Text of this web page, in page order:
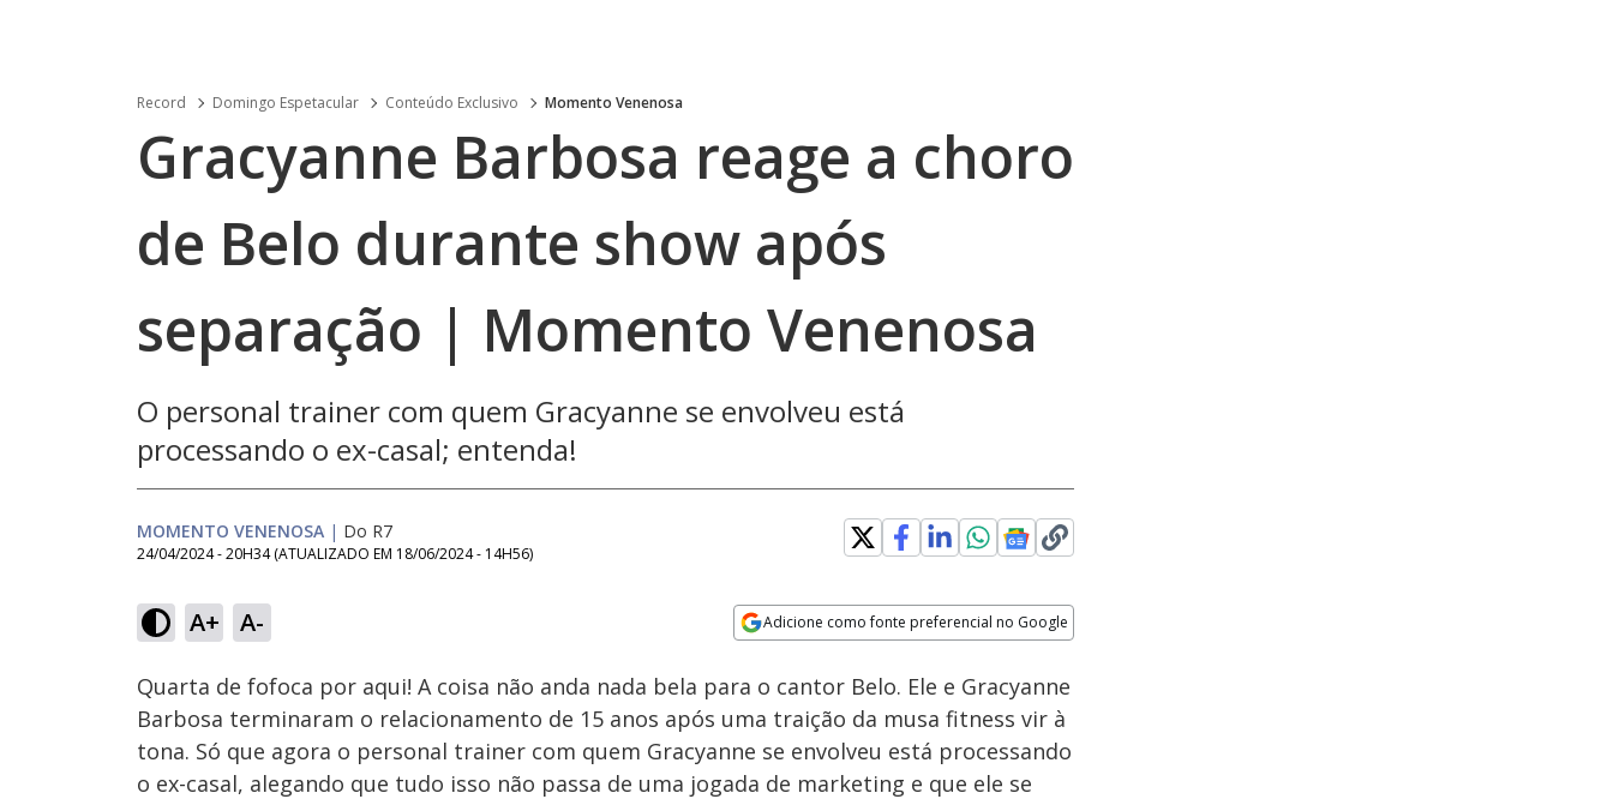
Record Domingo Espetacular Conteúdo Exclusivo Momento Venenosa
Gracyanne Barbosa reage a choro
de Belo durante show após
separação | Momento Venenosa
O personal trainer com quem Gracyanne se envolveu está
processando o ex-casal; entenda!
MOMENTO VENENOSA | Do R7
24/04/2024 - 20H34 (ATUALIZADO EM 18/06/2024 - 14H56)
A+ A- Adicione como fonte preferencial no Google
Ativar
Som
Velocidade
Quarta de fofoca por aqui! A coisa não anda nada bela para o cantor Belo. Ele e Gracyanne
Barbosa terminaram o relacionamento de 15 anos após uma traição da musa fitness vir à
tona. Só que agora o personal trainer com quem Gracyanne se envolveu está processando
o ex-casal, alegando que tudo isso não passa de uma jogada de marketing e que ele se